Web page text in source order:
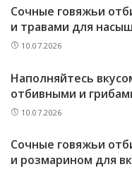
Сочные говяжьи
и травами для
10.07.2026
Наполняйтесь
отбивными и
10.07.2026
Сочные говяжьи
и розмарином для